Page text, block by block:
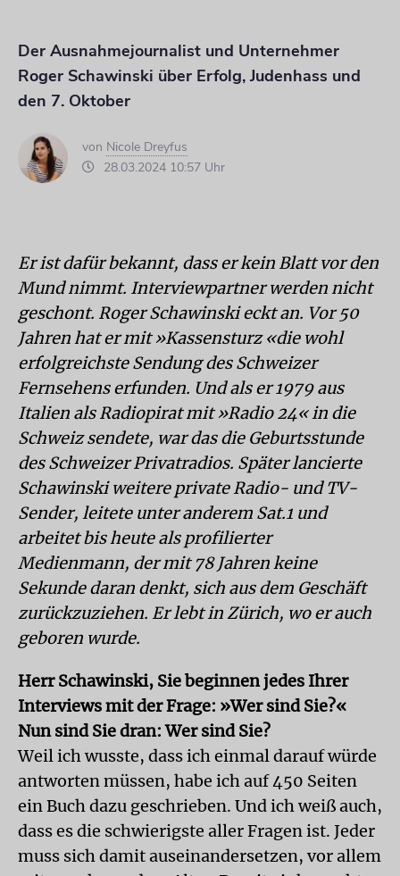
Der Ausnahmejournalist und Unternehmer
Roger Schawinski über Erfolg, Judenhass und
den 7. Oktober
von Nicole Dreyfus
28.03.2024 10:57 Uhr
Er ist dafür bekannt, dass er kein Blatt vor den
Mund nimmt. Interviewpartner werden nicht
geschont. Roger Schawinski eckt an. Vor 50
Jahren hat er mit »Kassensturz «die wohl
erfolgreichste Sendung des Schweizer
Fernsehens erfunden. Und als er 1979 aus
Italien als Radiopirat mit »Radio 24« in die
Schweiz sendete, war das die Geburtsstunde
des Schweizer Privatradios. Später lancierte
Schawinski weitere private Radio- und TV-
Sender, leitete unter anderem Sat.1 und
arbeitet bis heute als profilierter
Medienmann, der mit 78 Jahren keine
Sekunde daran denkt, sich aus dem Geschäft
zurückzuziehen. Er lebt in Zürich, wo er auch
geboren wurde.
Herr Schawinski, Sie beginnen jedes Ihrer
Interviews mit der Frage: »Wer sind Sie?«
Nun sind Sie dran: Wer sind Sie?
Weil ich wusste, dass ich einmal darauf würde
antworten müssen, habe ich auf 450 Seiten
ein Buch dazu geschrieben. Und ich weiß auch,
dass es die schwierigste aller Fragen ist. Jeder
muss sich damit auseinandersetzen, vor allem